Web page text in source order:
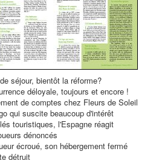
séjour, bientôt la réforme?
déloyale, toujours et encore !
de comptes chez Fleurs de Soleil
qui suscite beaucoup d'intérêt
touristiques, l'Espagne réagit
dénoncés
écroué, son hébergement fermé
détruit